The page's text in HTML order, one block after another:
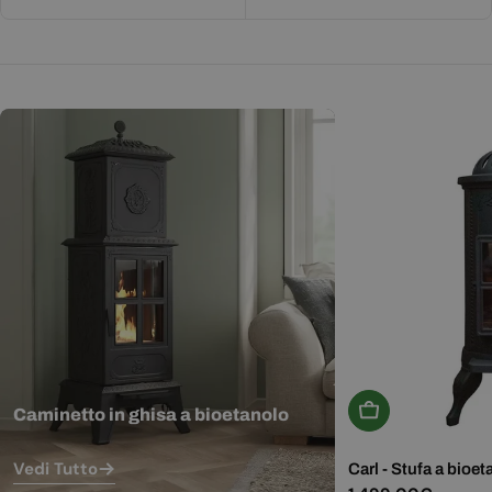
Caminetto in ghisa a bioetanolo
Vedi Tutto
Aggiungi Al
Carl - Stufa a